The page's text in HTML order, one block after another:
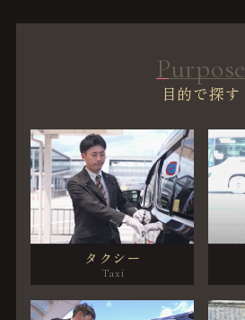
Purpose
目的で探す
タクシー